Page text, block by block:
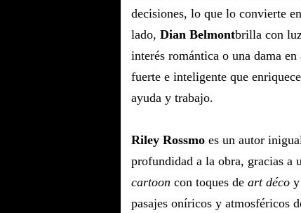
decisiones, lo que lo convierte
lado, Dian Belmontbrilla con
interés romántica o una dama
fuerte e inteligente que
ayuda y trabajo.
Riley Rossmo es un autor
profundidad a la obra, gracias a
cartoon con toques de art déco
pasajes oníricos y atmosféricos